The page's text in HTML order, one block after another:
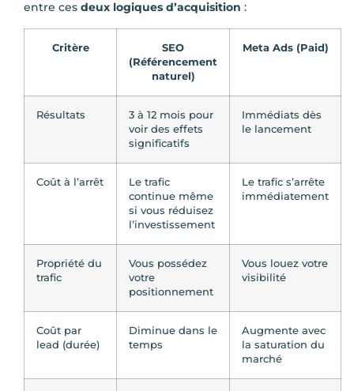
entre ces deux logiques d’acquisition :
Critère
SEO
(Référencement
naturel)
Meta Ads (Paid)
Résultats
3 à 12 mois pour
voir des effets
significatifs
Immédiats dès
le lancement
Coût à l’arrêt
Le trafic
continue même
si vous réduisez
l’investissement
Le trafic s’arrête
immédiatement
Propriété du
trafic
Vous possédez
votre
positionnement
Vous louez votre
visibilité
Coût par
lead (durée)
Diminue dans le
temps
Augmente avec
la saturation du
marché